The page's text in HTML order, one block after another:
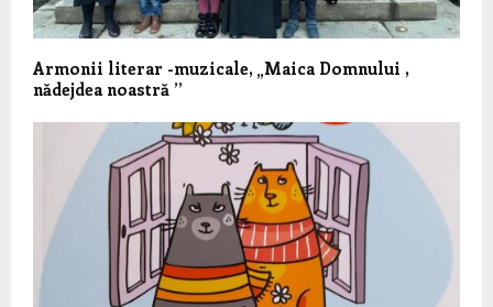
Armonii literar -muzicale, „Maica Domnului ,
nădejdea noastră ’’